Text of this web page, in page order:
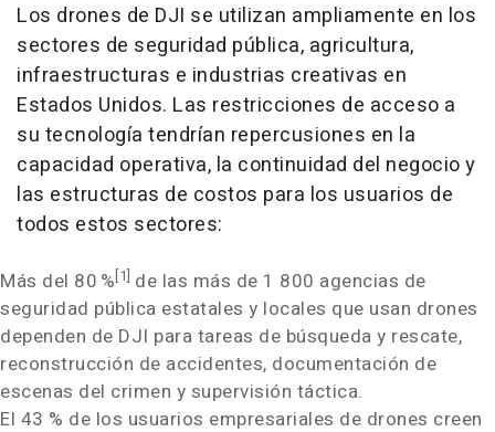
Los drones de DJI se utilizan ampliamente en los
sectores de seguridad pública, agricultura,
infraestructuras e industrias creativas en
Estados Unidos. Las restricciones de acceso a
su tecnología tendrían repercusiones en la
capacidad operativa, la continuidad del negocio y
las estructuras de costos para los usuarios de
todos estos sectores:
Más del 80 %[1] de las más de 1 800 agencias de
seguridad pública estatales y locales que usan drones
dependen de DJI para tareas de búsqueda y rescate,
reconstrucción de accidentes, documentación de
escenas del crimen y supervisión táctica.
El 43 % de los usuarios empresariales de drones creen